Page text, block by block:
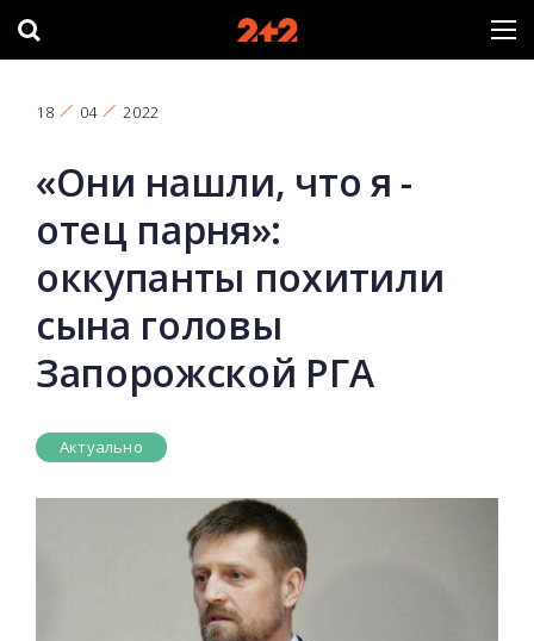
18 04 2022
«Они нашли, что я -
отец парня»:
оккупанты похитили
сына головы
Запорожской РГА
Актуально